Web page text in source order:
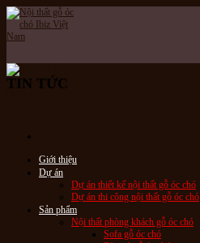
Skip
content
Giới thiệu
Dự án
Dự án thiết kế nội thất gỗ óc chó
Dự án thi công nội thất gỗ óc chó
Sản phẩm
Nội thất phòng khách gỗ óc chó
Sofa gỗ óc chó
TIN TỨC